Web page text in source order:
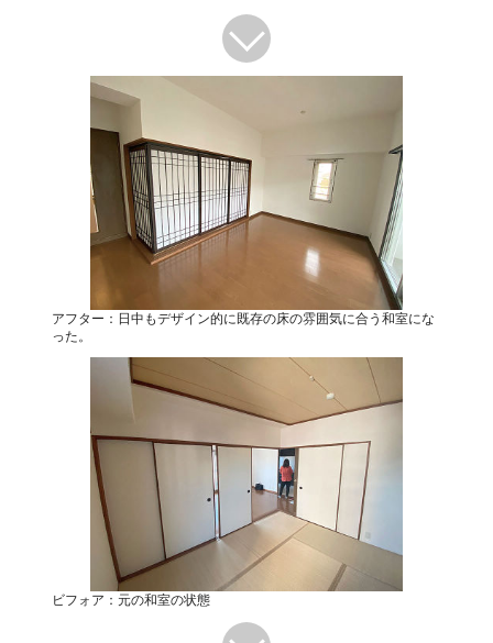
アフター：日中もデザイン的に既存の床の雰囲気に合う和室にな
った。
ビフォア：元の和室の状態